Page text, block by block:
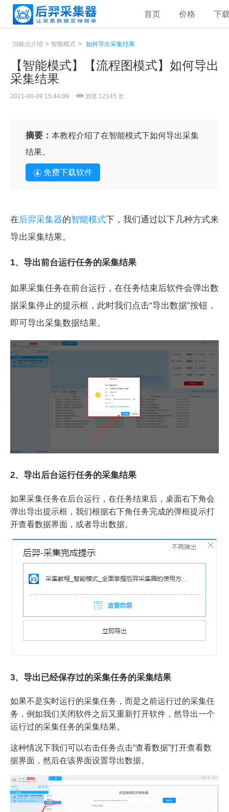
首页 价格 下
功能点介绍 > 智能模式 > 如何导出采集结果
【智能模式】【流程图模式】如何导出
采集结果
2021-08-09 15:44:09 浏览 12145 次
摘要： 本教程介绍了在智能模式下如何导出采集
结果。
免费下载软件
在后羿采集器的智能模式下，我们通过以下几种方式来
导出采集结果。
1、导出前台运行任务的采集结果
如果采集任务在前台运行，在任务结束后软件会弹出数
据采集停止的提示框，此时我们点击“导出数据”按钮，
即可导出采集数据结果。
2、导出后台运行任务的采集结果
如果采集任务在后台运行，在任务结束后，桌面右下角会
弹出导出提示框，我们根据右下角任务完成的弹框提示打
开查看数据界面，或者导出数据。
3、导出已经保存过的采集任务的采集结果
如果不是实时运行的采集任务，而是之前运行过的采集任
务，例如我们关闭软件之后又重新打开软件，然导出一个
运行过的采集任务的采集结果。
这种情况下我们可以右击任务点击“查看数据”打开查看数
据界面，然后在该界面设置导出数据。